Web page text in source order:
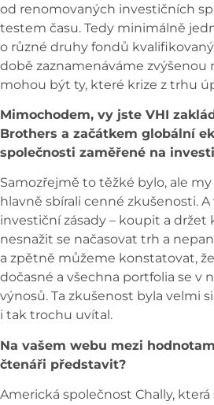
od renomovaných investičních
testem času. Tedy minimálně
o různé druhy fondů
době zaznamenáváme
mohou být ty, které krize z trhu
Mimochodem, vy jste VHI
Brothers a začátkem globální
společnosti zaměřené na
Samozřejmě to těžké bylo, ale
hlavně sbírali cenné zkušenosti.
investiční zásady – koupit a
nesnažit se načasovat trh a
a zpětně můžeme konstatovat,
dočasné a všechna portfolia se
výnosů. Ta zkušenost byla velmi
i tak trochu uvítal.
Na vašem webu mezi
čtenáři představit?
Americká společnost Chally,